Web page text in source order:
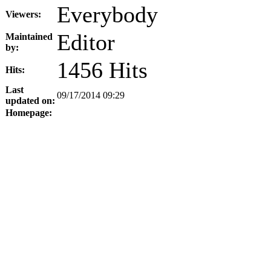
Viewers: Everybody
Maintained
by:
Editor
Hits: 1456 Hits
Last
updated on:
09/17/2014 09:29
Homepage: